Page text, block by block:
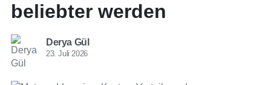
beliebter werden
Derya Gül
23. Juli 2026